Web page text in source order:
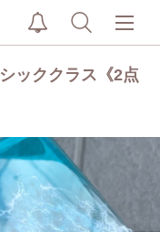
ッククラス《2点